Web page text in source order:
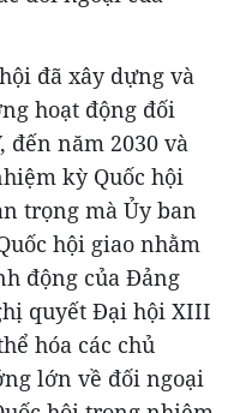
đã xây dựng và
hoạt động đối
đến năm 2030 và
kỳ Quốc hội
trọng mà Ủy ban
hội giao nhằm
động của Đảng
quyết Đại hội XIII
hóa các chủ
lớn về đối ngoại